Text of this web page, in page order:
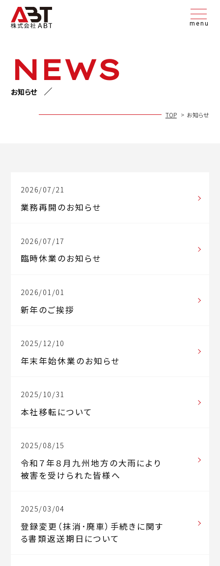
menu
NEWS
お知らせ
TOP お知らせ
2026/07/21
業務再開のお知らせ
2026/07/17
臨時休業のお知らせ
2026/01/01
新年のご挨拶
2025/12/10
年末年始休業のお知らせ
2025/10/31
本社移転について
2025/08/15
令和７年８月九州地方の大雨により
被害を受けられた皆様へ
2025/03/04
登録変更（抹消･廃車）手続きに関す
る書類返送期日について